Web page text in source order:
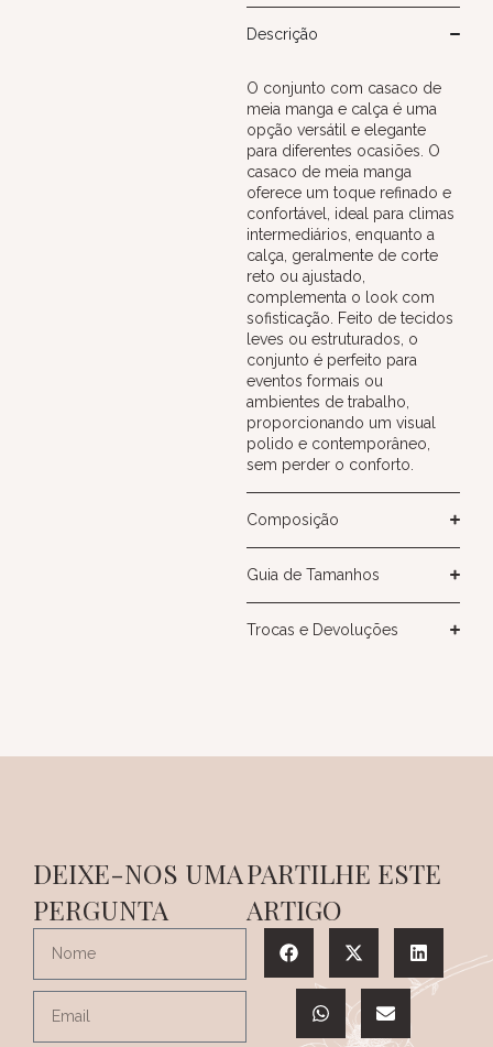
Descrição
O conjunto com casaco de
meia manga e calça é uma
opção versátil e elegante
para diferentes ocasiões. O
casaco de meia manga
oferece um toque refinado e
confortável, ideal para climas
intermediários, enquanto a
calça, geralmente de corte
reto ou ajustado,
complementa o look com
sofisticação. Feito de tecidos
leves ou estruturados, o
conjunto é perfeito para
eventos formais ou
ambientes de trabalho,
proporcionando um visual
polido e contemporâneo,
sem perder o conforto.
Composição
Guia de Tamanhos
Trocas e Devoluções
DEIXE-NOS UMA
PERGUNTA
PARTILHE ESTE
ARTIGO